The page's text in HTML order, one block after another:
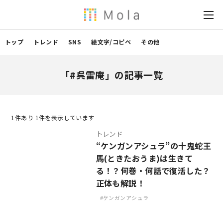
トップ トレンド SNS 絵文字/コピペ その他
「#呉雷庵」の記事一覧
1 件あり 1件を表示しています
トレンド
“ケンガンアシュラ”の十鬼蛇王
馬(ときたおうま)は生きて
る！？何巻・何話で復活した？
正体も解説！
ケンガンアシュラ